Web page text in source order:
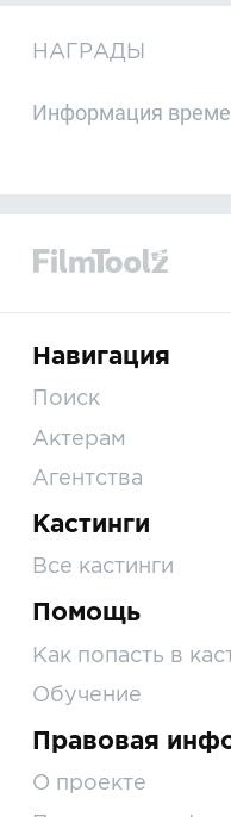
НАГРАДЫ
Информация
Навигация
Поиск
Актерам
Агентства
Кастинги
Все кастинги
Помощь
Как попасть в
Обучение
Правовая
О проекте